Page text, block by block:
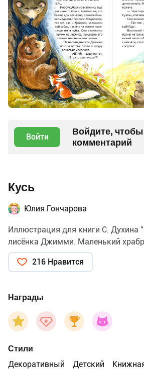
Войти
Войдите,
комментарий
Кусь
Юлия Гончарова
Иллюстрация для книги С. Духина
лисёнка Джимми. Маленький
216 Нравится
Награды
Стили
Декоративный
Детский